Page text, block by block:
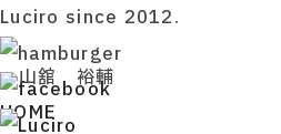
Luciro since 2012.
山舘 裕輔
HOME